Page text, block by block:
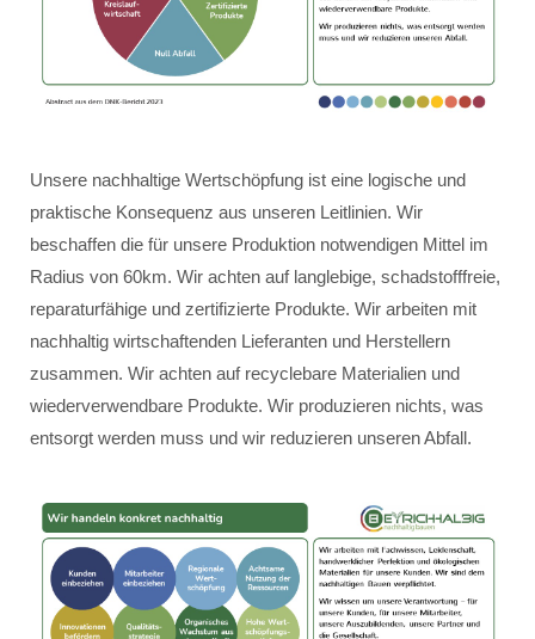
Unsere nachhaltige Wertschöpfung ist eine logische und
praktische Konsequenz aus unseren Leitlinien. Wir
beschaffen die für unsere Produktion notwendigen Mittel im
Radius von 60km. Wir achten auf langlebige, schadstofffreie,
reparaturfähige und zertifizierte Produkte. Wir arbeiten mit
nachhaltig wirtschaftenden Lieferanten und Herstellern
zusammen. Wir achten auf recyclebare Materialien und
wiederverwendbare Produkte. Wir produzieren nichts, was
entsorgt werden muss und wir reduzieren unseren Abfall.